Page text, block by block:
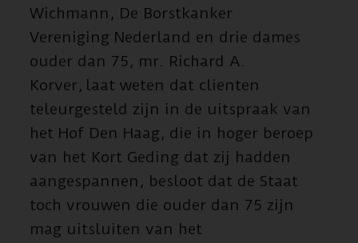
Wichmann, De Borstkanker
Vereniging Nederland en drie dames
ouder dan 75, mr. Richard A.
Korver, laat weten dat clienten
teleurgesteld zijn in de uitspraak van
het Hof Den Haag, die in hoger beroep
van het Kort Geding dat zij hadden
aangespannen, besloot dat de Staat
toch vrouwen die ouder dan 75 zijn
mag uitsluiten van het